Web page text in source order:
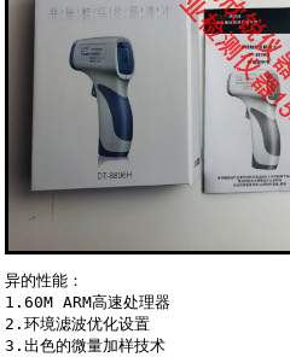
异的性能：
1.60M ARM高速处理器
2.环境滤波优化设置
3.出色的微量加样技术